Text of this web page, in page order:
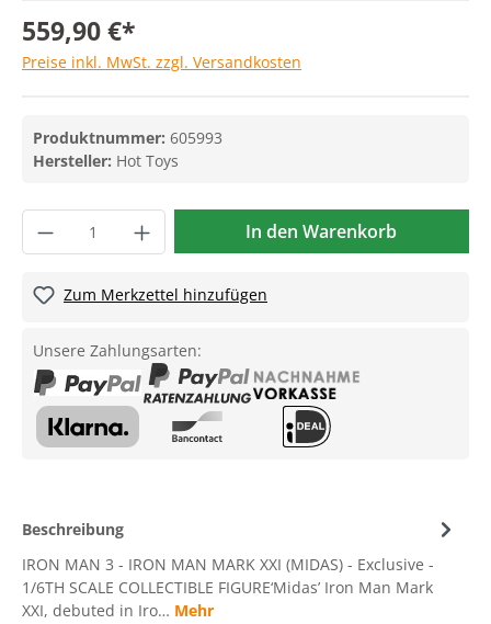
559,90 €*
Preise inkl. MwSt. zzgl. Versandkosten
Produktnummer: 605993
Hersteller: Hot Toys
In den Warenkorb
Zum Merkzettel hinzufügen
Unsere Zahlungsarten:
Beschreibung
IRON MAN 3 - IRON MAN MARK XXI (MIDAS) - Exclusive -
1/6TH SCALE COLLECTIBLE FIGURE‘Midas’ Iron Man Mark
XXI, debuted in Iro… Mehr